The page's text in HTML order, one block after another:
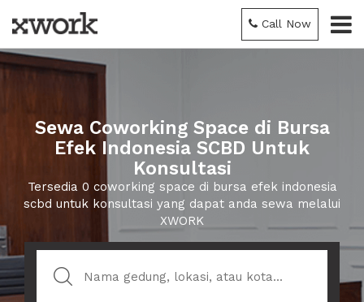
Call Now
Sewa Coworking Space di Bursa
Efek Indonesia SCBD Untuk
Konsultasi
Tersedia 0 coworking space di bursa efek indonesia
scbd untuk konsultasi yang dapat anda sewa melalui
XWORK